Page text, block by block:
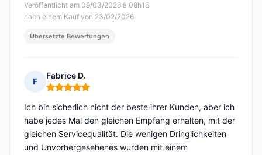
Veröffentlicht am 09/03/2026 à 08h16
nach einem Kauf von 23/02/2026
Übersetzte Bewertungen
F
Fabrice D.
Hinweis: 5 von 5
Ich bin sicherlich nicht der beste ihrer Kunden, aber ich
habe jedes Mal den gleichen Empfang erhalten, mit der
gleichen Servicequalität. Die wenigen Dringlichkeiten
und Unvorhergesehenes wurden mit einem